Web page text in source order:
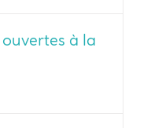
à la